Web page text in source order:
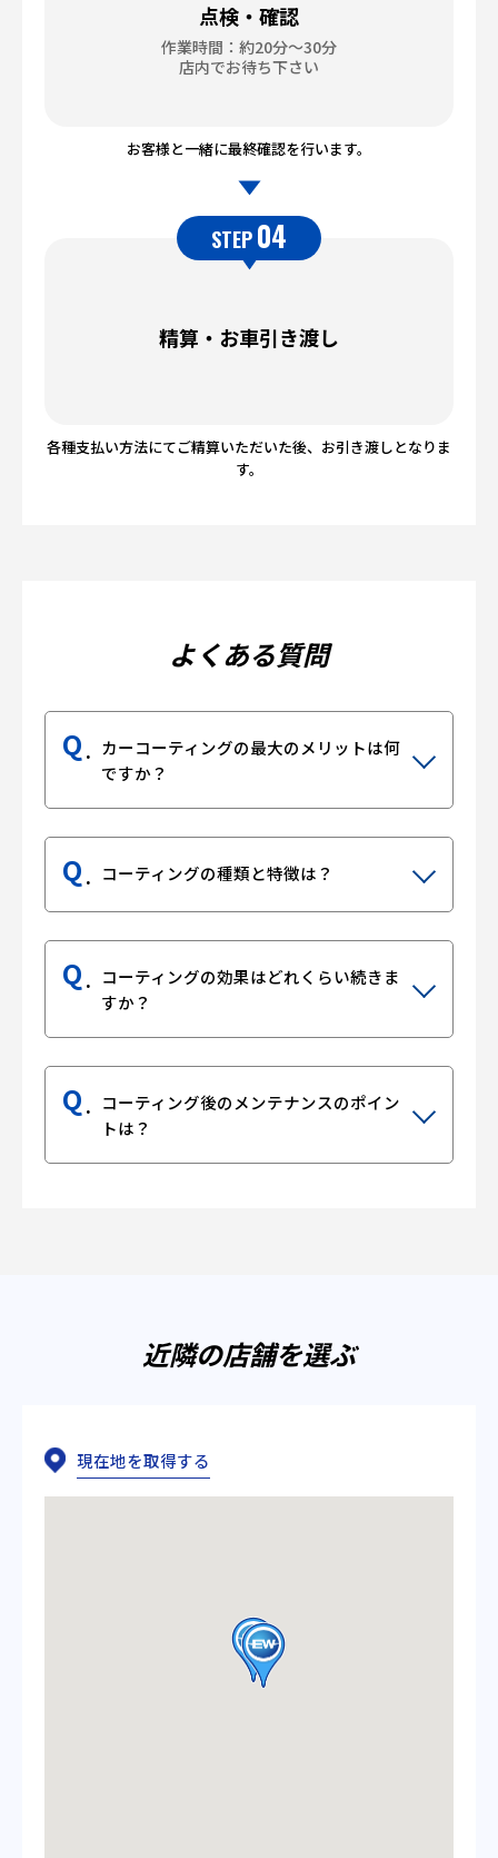
点検・確認
作業時間：約20分～30分
店内でお待ち下さい
お客様と一緒に最終確認を行います。
STEP04
精算・お車引き渡し
各種支払い方法にてご精算いただいた後、お引き渡しとなりま
す。
よくある質問
Q
カーコーティングの最大のメリットは何
ですか？
Q コーティングの種類と特徴は？
Q
コーティングの効果はどれくらい続きま
すか？
Q
コーティング後のメンテナンスのポイン
トは？
近隣の店舗を選ぶ
現在地を取得する